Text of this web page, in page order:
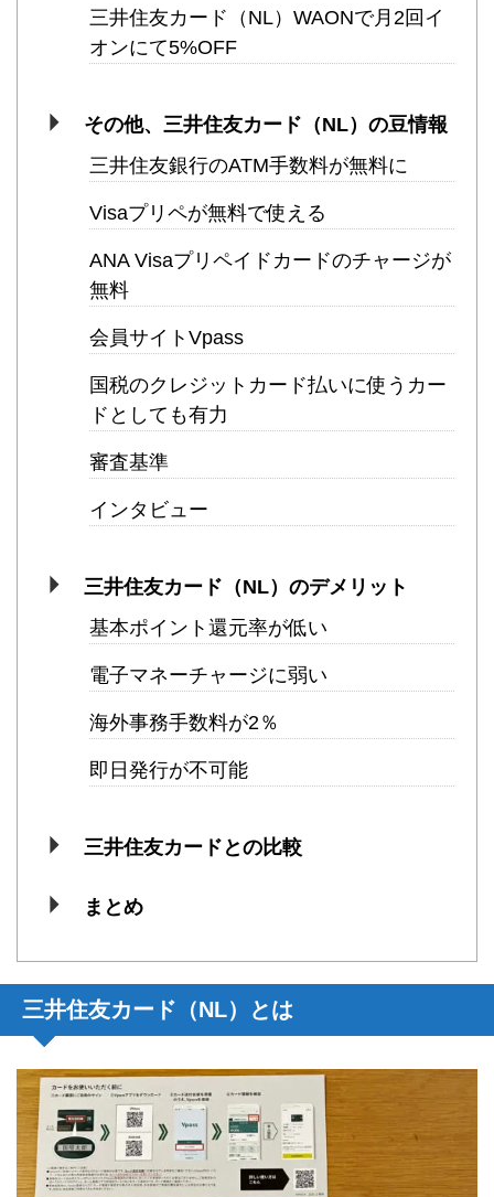
三井住友カード（NL）WAONで月2回イ
オンにて5%OFF
その他、三井住友カード（NL）の豆情報
三井住友銀行のATM手数料が無料に
Visaプリペが無料で使える
ANA Visaプリペイドカードのチャージが
無料
会員サイトVpass
国税のクレジットカード払いに使うカー
ドとしても有力
審査基準
インタビュー
三井住友カード（NL）のデメリット
基本ポイント還元率が低い
電子マネーチャージに弱い
海外事務手数料が2％
即日発行が不可能
三井住友カードとの比較
まとめ
三井住友カード（NL）とは